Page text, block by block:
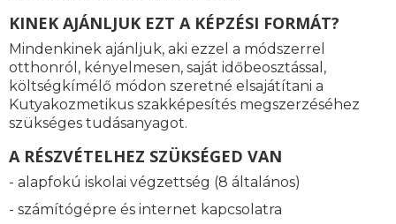
KINEK AJÁNLJUK EZT A KÉPZÉSI FORMÁT?
Mindenkinek ajánljuk, aki ezzel a módszerrel
otthonról, kényelmesen, saját időbeosztással,
költségkímélő módon szeretné elsajátítani a
Kutyakozmetikus szakképesítés megszerzéséhez
szükséges tudásanyagot.
A RÉSZVÉTELHEZ SZÜKSÉGED VAN
- alapfokú iskolai végzettség (8 általános)
- számítógépre és internet kapcsolatra